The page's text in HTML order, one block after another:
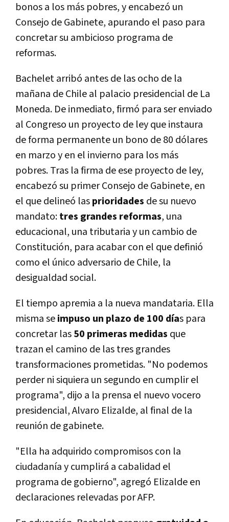
bonos a los más pobres, y encabezó un
Consejo de Gabinete, apurando el paso para
concretar su ambicioso programa de
reformas.
Bachelet arribó antes de las ocho de la
mañana de Chile al palacio presidencial de La
Moneda. De inmediato, firmó para ser enviado
al Congreso un proyecto de ley que instaura
de forma permanente un bono de 80 dólares
en marzo y en el invierno para los más
pobres. Tras la firma de ese proyecto de ley,
encabezó su primer Consejo de Gabinete, en
el que delineó lasprioridades de su nuevo
mandato:tres grandes reformas, una
educacional, una tributaria y un cambio de
Constitución, para acabar con el que definió
como el único adversario de Chile, la
desigualdad social.
El tiempo apremia a la nueva mandataria. Ella
misma seimpuso un plazo de 100 días para
concretar las50 primeras medidas que
trazan el camino de las tres grandes
transformaciones prometidas. "No podemos
perder ni siquiera un segundo en cumplir el
programa", dijo a la prensa el nuevo vocero
presidencial, Alvaro Elizalde, al final de la
reunión de gabinete.
"Ella ha adquirido compromisos con la
ciudadanía y cumplirá a cabalidad el
programa de gobierno", agregó Elizalde en
declaraciones relevadas por AFP.